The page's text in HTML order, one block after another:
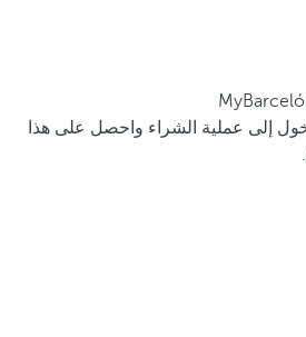
إلى عملية الشراء واحصل على هذا